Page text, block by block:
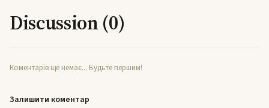
Discussion (0)
Коментарів ще немає... Будьте першим!
Залишити коментар